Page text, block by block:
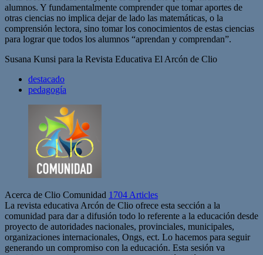
alumnos. Y fundamentalmente comprender que tomar aportes de
otras ciencias no implica dejar de lado las matemáticas, o la
comprensión lectora, sino tomar los conocimientos de estas ciencias
para lograr que todos los alumnos “aprendan y comprendan”.
Susana Kunsi para la Revista Educativa El Arcón de Clio
destacado
pedagogía
Acerca de Clio Comunidad 1704 Articles
La revista educativa Arcón de Clio ofrece esta sección a la
comunidad para dar a difusión todo lo referente a la educación desde
proyecto de autoridades nacionales, provinciales, municipales,
organizaciones internacionales, Ongs, ect. Lo hacemos para seguir
generando un compromiso con la educación. Esta sesión va